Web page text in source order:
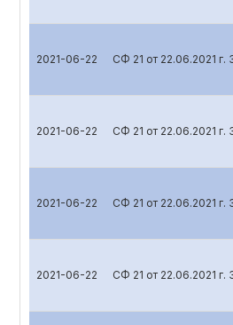
2021-06-22 СФ 21 от 22.06.2021
2021-06-22 СФ 21 от 22.06.2021
2021-06-22 СФ 21 от 22.06.2021
2021-06-22 СФ 21 от 22.06.2021